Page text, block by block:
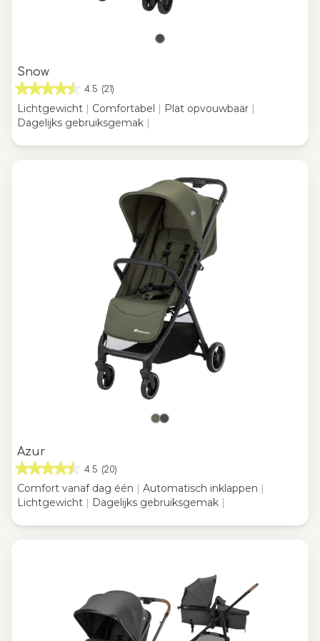
Snow
4.5 (21)
Lichtgewicht | Comfortabel | Plat opvouwbaar |
Dagelijks gebruiksgemak |
Azur
4.5 (20)
Comfort vanaf dag één Automatisch inklappen
Lichtgewicht
Dagelijks gebruiksgemak